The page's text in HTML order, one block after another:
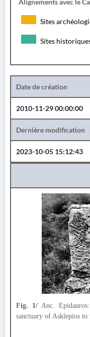
Alignements avec le
Sites
Sites
Date de création
2010-11-29 00:00:00
Dernière modification
2023-10-05 15:12:43
Fig. 1/ Anc.
sanctuary of Asklepios